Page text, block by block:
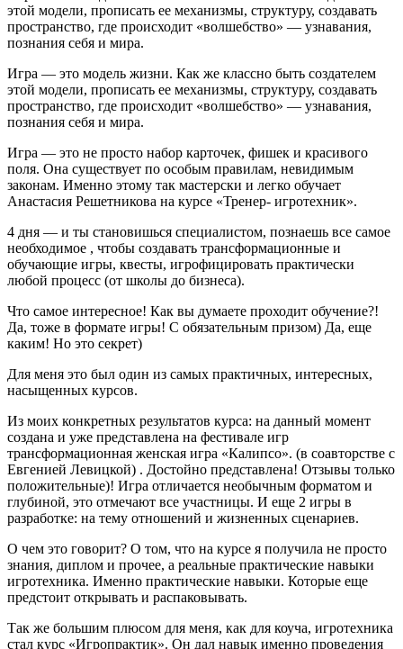
этой модели, прописать ее механизмы, структуру, создавать
пространство, где происходит «волшебство» — узнавания,
познания себя и мира.
Игра — это модель жизни. Как же классно быть создателем
этой модели, прописать ее механизмы, структуру, создавать
пространство, где происходит «волшебство» — узнавания,
познания себя и мира.
Игра — это не просто набор карточек, фишек и красивого
поля. Она существует по особым правилам, невидимым
законам. Именно этому так мастерски и легко обучает
Анастасия Решетникова на курсе «Тренер- игротехник».
4 дня — и ты становишься специалистом, познаешь все самое
необходимое , чтобы создавать трансформационные и
обучающие игры, квесты, игрофицировать практически
любой процесс (от школы до бизнеса).
Что самое интересное! Как вы думаете проходит обучение?!
Да, тоже в формате игры! С обязательным призом) Да, еще
каким! Но это секрет)
Для меня это был один из самых практичных, интересных,
насыщенных курсов.
Из моих конкретных результатов курса: на данный момент
создана и уже представлена на фестивале игр
трансформационная женская игра «Калипсо». (в соавторстве с
Евгенией Левицкой) . Достойно представлена! Отзывы только
положительные)! Игра отличается необычным форматом и
глубиной, это отмечают все участницы. И еще 2 игры в
разработке: на тему отношений и жизненных сценариев.
О чем это говорит? О том, что на курсе я получила не просто
знания, диплом и прочее, а реальные практические навыки
игротехника. Именно практические навыки. Которые еще
предстоит открывать и распаковывать.
Так же большим плюсом для меня, как для коуча, игротехника
стал курс «Игропрактик». Он дал навык именно проведения